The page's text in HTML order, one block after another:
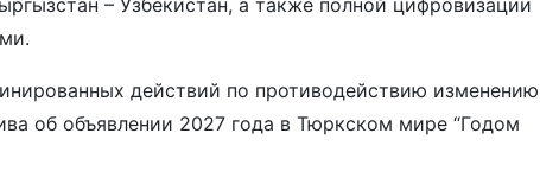
– Узбекистан, а также полной цифровизации
действий по противодействию изменению
об объявлении 2027 года в Тюркском мире “Годом